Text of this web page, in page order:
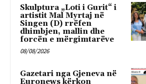
Skulptura „Loti i Gurit“ i
artistit Mal Myrtaj në
Singen (D) rrëfen
dhimbjen, mallin dhe
forcën e mërgimtarëve
08/08/2026
Gazetari nga Gjeneva në
Euronews kërkon